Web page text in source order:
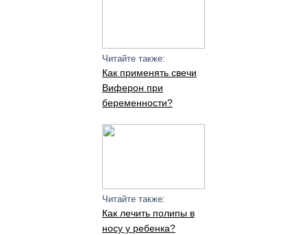
Читайте также:
Как применять свечи
Виферон при
беременности?
Читайте также:
Как лечить полипы в
носу у ребенка?